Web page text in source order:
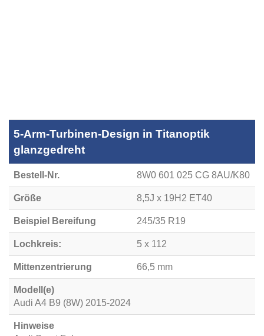
5-Arm-Turbinen-Design in Titanoptik
glanzgedreht
Bestell-Nr. 8W0 601 025 CG 8AU/K80
Größe 8,5J x 19H2 ET40
Beispiel Bereifung 245/35 R19
Lochkreis: 5 x 112
Mittenzentrierung 66,5 mm
Modell(e)
Audi A4 B9 (8W) 2015-2024
Hinweise